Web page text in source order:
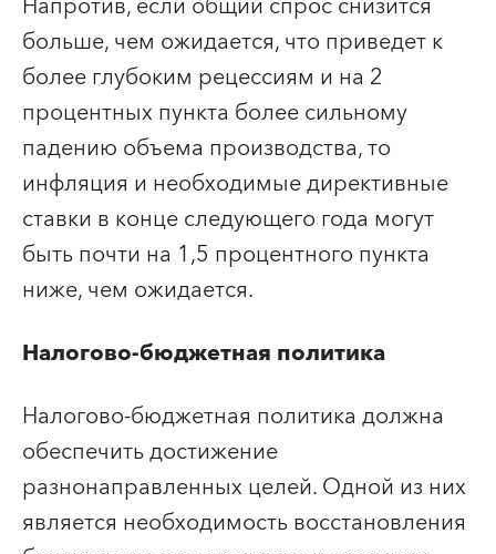
больше, чем ожидается, что приведет к
более глубоким рецессиям и на 2
процентных пункта более сильному
падению объема производства, то
инфляция и необходимые директивные
ставки в конце следующего года могут
быть почти на 1,5 процентного пункта
ниже, чем ожидается.
Налогово-бюджетная политика
Налогово-бюджетная политика должна
обеспечить достижение
разнонаправленных целей. Одной из них
является необходимость восстановления